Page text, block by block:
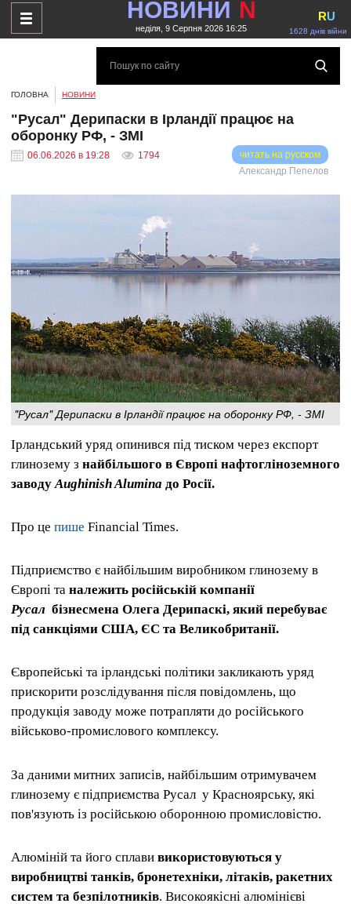
НОВИНИ N
неділя, 9 Серпня 2026 16:25 1628 днів війни
RU
ГОЛОВНА НОВИНИ
"Русал" Дерипаски в Ірландії працює на
оборонку РФ, - ЗМІ
06.06.2026 в 19:28 1794
читать на русском
Александр Пепелов
"Русал" Дерипаски в Ірландії працює на оборонку РФ, - ЗМІ
Ірландський уряд опинився під тиском через експорт
глинозему з найбільшого в Європі нафтогліноземного
заводу Aughinish Alumina до Росії.
Про це пише Financial Times.
Підприємство є найбільшим виробником глинозему в
Європі та належить російській компанії
Русал бізнесмена Олега Дерипаскі, який перебуває
під санкціями США, ЄС та Великобританії.
Європейські та ірландські політики закликають уряд
прискорити розслідування після повідомлень, що
продукція заводу може потрапляти до російського
військово-промислового комплексу.
За даними митних записів, найбільшим отримувачем
глинозему є підприємства Русал у Красноярську, які
пов'язують із російською оборонною промисловістю.
Алюміній та його сплави використовуються у
виробництві танків, бронетехніки, літаків, ракетних
систем та безпілотників. Високоякісні алюмінієві